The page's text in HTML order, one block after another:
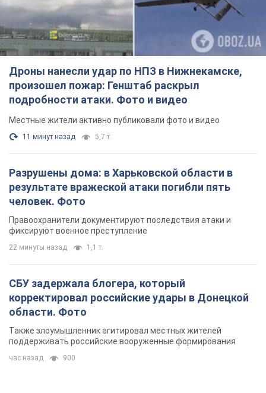
Дроны нанесли удар по НПЗ в Нижнекамске,
произошел пожар: Генштаб раскрыл
подробности атаки. Фото и видео
Местные жители активно публиковали фото и видео
11 минут назад 5,7 т.
Разрушены дома: в Харьковской области в
результате вражеской атаки погибли пять
человек. Фото
Правоохранители документируют последствия атаки и
фиксируют военное преступление
22 минуты назад 1,1 т.
СБУ задержала блогера, который
корректировал российские удары в Донецкой
области. Фото
Также злоумышленник агитировал местных жителей
поддерживать российские вооруженные формирования
час назад 900